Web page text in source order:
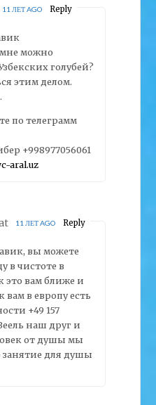
11 ЛЕТ AGO Reply
можно
голубей?
этим делом.
по телеграмм
+998977056061
aral.uz
11 ЛЕТ AGO Reply
вы можете
в чистоте в
это вам ближе и
вам в европу есть
+49 157
наш друг и
от душы мы
занятие для душы